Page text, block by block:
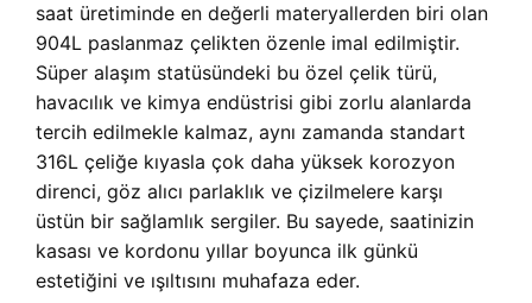
saat üretiminde en değerli materyallerden biri olan
904L paslanmaz çelikten özenle imal edilmiştir.
Süper alaşım statüsündeki bu özel çelik türü,
havacılık ve kimya endüstrisi gibi zorlu alanlarda
tercih edilmekle kalmaz, aynı zamanda standart
316L çeliğe kıyasla çok daha yüksek korozyon
direnci, göz alıcı parlaklık ve çizilmelere karşı
üstün bir sağlamlık sergiler. Bu sayede, saatinizin
kasası ve kordonu yıllar boyunca ilk günkü
estetiğini ve ışıltısını muhafaza eder.